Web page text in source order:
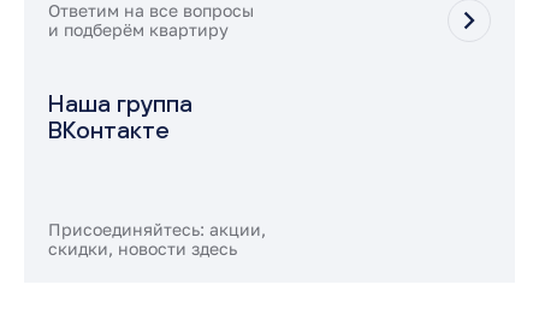
Ответим на все вопросы
и подберём квартиру
Наша группа
ВКонтакте
Присоединяйтесь: акции,
скидки, новости здесь